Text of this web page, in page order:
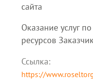
сайта
Оказание услуг
ресурсов
Ссылка:
https://